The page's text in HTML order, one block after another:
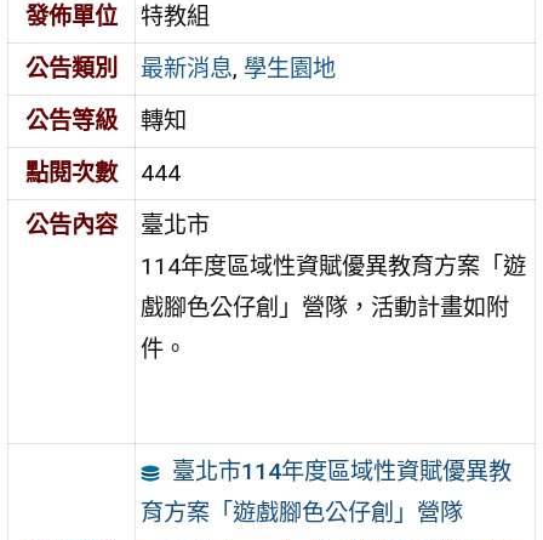
發佈單位
特教組
公告類別
最新消息, 學生園地
公告等級
轉知
點閱次數
444
公告內容
臺北市
114年度區域性資賦優異教育方案「遊
戲腳色公仔創」營隊，活動計畫如附
件。
臺北市114年度區域性資賦優異教
育方案「遊戲腳色公仔創」營隊